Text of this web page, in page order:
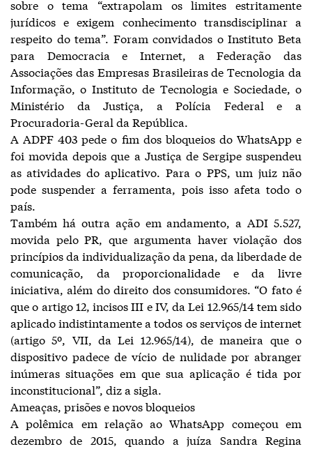
sobre o tema “extrapolam os limites estritamente
jurídicos e exigem conhecimento transdisciplinar a
respeito do tema”. Foram convidados o Instituto Beta
para Democracia e Internet, a Federação das
Associações das Empresas Brasileiras de Tecnologia da
Informação, o Instituto de Tecnologia e Sociedade, o
Ministério da Justiça, a Polícia Federal e a
Procuradoria-Geral da República.
A ADPF 403 pede o fim dos bloqueios do WhatsApp e
foi movida depois que a Justiça de Sergipe suspendeu
as atividades do aplicativo. Para o PPS, um juiz não
pode suspender a ferramenta, pois isso afeta todo o
país.
Também há outra ação em andamento, a ADI 5.527,
movida pelo PR, que argumenta haver violação dos
princípios da individualização da pena, da liberdade de
comunicação, da proporcionalidade e da livre
iniciativa, além do direito dos consumidores. “O fato é
que o artigo 12, incisos III e IV, da Lei 12.965/14 tem sido
aplicado indistintamente a todos os serviços de internet
(artigo 5º, VII, da Lei 12.965/14), de maneira que o
dispositivo padece de vício de nulidade por abranger
inúmeras situações em que sua aplicação é tida por
inconstitucional”, diz a sigla.
Ameaças, prisões e novos bloqueios
A polêmica em relação ao WhatsApp começou em
dezembro de 2015, quando a juíza Sandra Regina